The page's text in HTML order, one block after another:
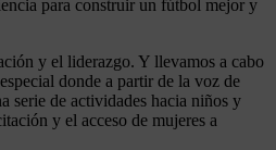
para construir un fútbol mejor y
y el liderazgo. Y llevamos a cabo
donde a partir de la voz de
serie de actividades hacia niños y
y el acceso de mujeres a